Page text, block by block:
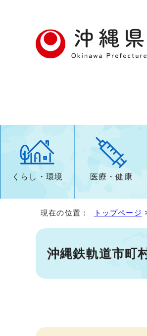
くらし・環境 医療・健康
現在の位置： トップページ
沖縄鉄軌道市町